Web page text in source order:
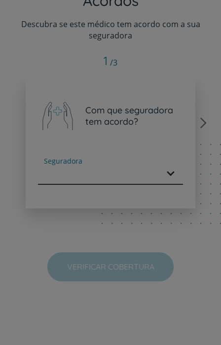
Descubra se este médico tem acordo com a sua
seguradora
Com que seguradora
tem acordo?
Seguradora
Next
1 /3
VERIFICAR COBERTURA